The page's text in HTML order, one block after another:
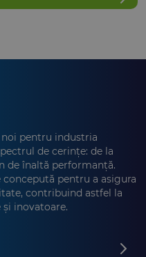
pentru industria
de cerințe: de la
de înaltă performanță.
pentru a asigura
contribuind astfel la
inovatoare.